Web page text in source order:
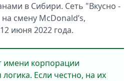
в Сибири. Сеть "Вкусно -
смену McDonald’s,
июня 2022 года.
корпорации
Если честно, на их